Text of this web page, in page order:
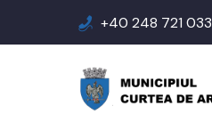
+40 248 721 033